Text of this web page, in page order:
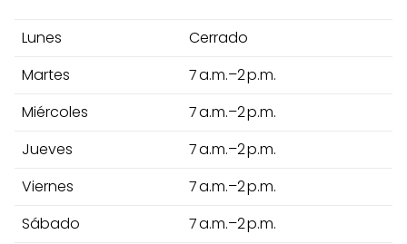
Lunes
Cerrado
Martes
7 a.m.–2 p.m.
Miércoles
7 a.m.–2 p.m.
Jueves
7 a.m.–2 p.m.
Viernes
7 a.m.–2 p.m.
Sábado
7 a.m.–2 p.m.